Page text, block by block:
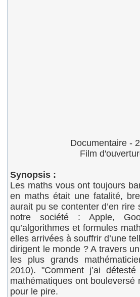
Documentaire -
Film
Synopsis :
Les maths vous ont toujours
en maths était une fatalité,
aurait pu se contenter d’en
notre société : Apple,
qu’algorithmes et formules
elles arrivées à souffrir d’une
dirigent le monde ? A travers
les plus grands
2010). "Comment j’ai
mathématiques ont
pour le pire.